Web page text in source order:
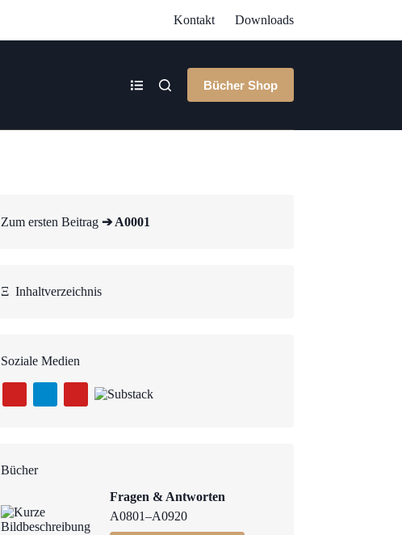
Kontakt Downloads
Bücher Shop
Zum ersten Beitrag ➔ A0001
ΞInhaltverzeichnis
Soziale Medien
Bücher
Fragen & Antworten
A0801–A0920